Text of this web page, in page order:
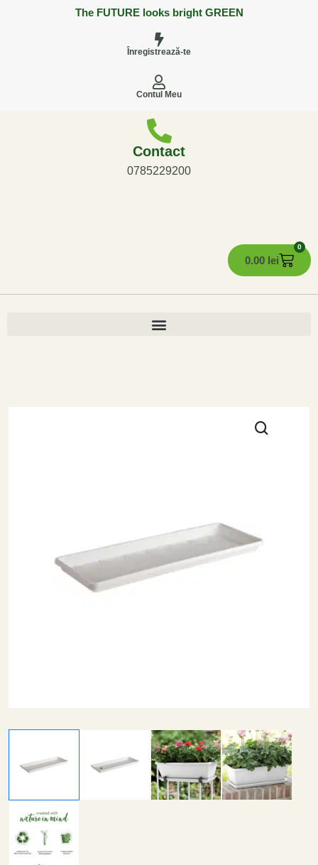
The FUTURE looks bright GREEN
Înregistrează-te
Contul Meu
Contact
0785229200
0.00 lei
0